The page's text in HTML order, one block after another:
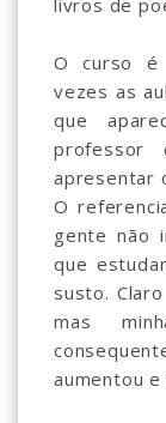
livros de
O curso é
vezes as
que
professor
apresentar
O
gente não
que
susto.
mas
aumentou e